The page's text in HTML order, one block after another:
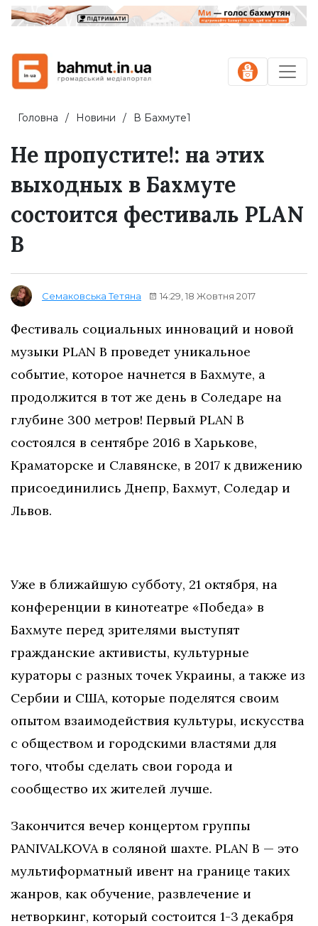
Головна Новини В Бахмуте1
Не пропустите!: на этих
выходных в Бахмуте
состоится фестиваль PLAN
B
Семаковська Тетяна 14:29, 18 Жовтня 2017
Фестиваль социальных инноваций и новой
музыки PLAN B проведет уникальное
событие, которое начнется в Бахмуте​, а
продолжится в тот же день в Соледаре на
глубине 300 метров! Первый PLAN B
состоялся в сентябре 2016 в Харькове,
Краматорске и Славянске, в 2017 к движению
присоединились Днепр, Бахмут, Соледар и
Львов.
Уже в ближайшую субботу, 21 октября​, на
конференции в кинотеатре «Победа» в
Бахмуте перед зрителями выступят
гражданские активисты, культурные
кураторы с разных точек Украины, а также из
Сербии и США, которые поделятся своим
опытом взаимодействия культуры, искусства
с обществом и городскими властями для
того, чтобы сделать свои города и
сообщество их жителей лучше.
Закончится вечер концертом группы
PANIVALKOVA в соляной шахте. PLAN B — это
мультиформатный ивент на границе таких
жанров, как обучение, развлечение и
нетворкинг, который состоится 1-3 декабря